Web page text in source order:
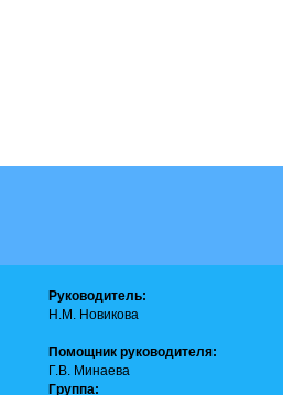
Руководитель:
Н.М. Новикова
Помощник руководителя:
Г.В. Минаева
Группа: